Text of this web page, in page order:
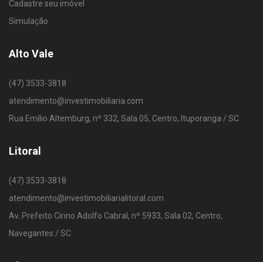
Cadastre seu imóvel
Simulação
Alto Vale
(47) 3533-3818
atendimento@investimobiliaria.com
Rua Emílio Altemburg, nº 332, Sala 05, Centro, Ituporanga / SC
Litoral
(47) 3533-3818
atendimento@investimobiliarialitoral.com
Av. Prefeito Cirino Adolfo Cabral, nº 5933, Sala 02, Centro,
Navegantes / SC